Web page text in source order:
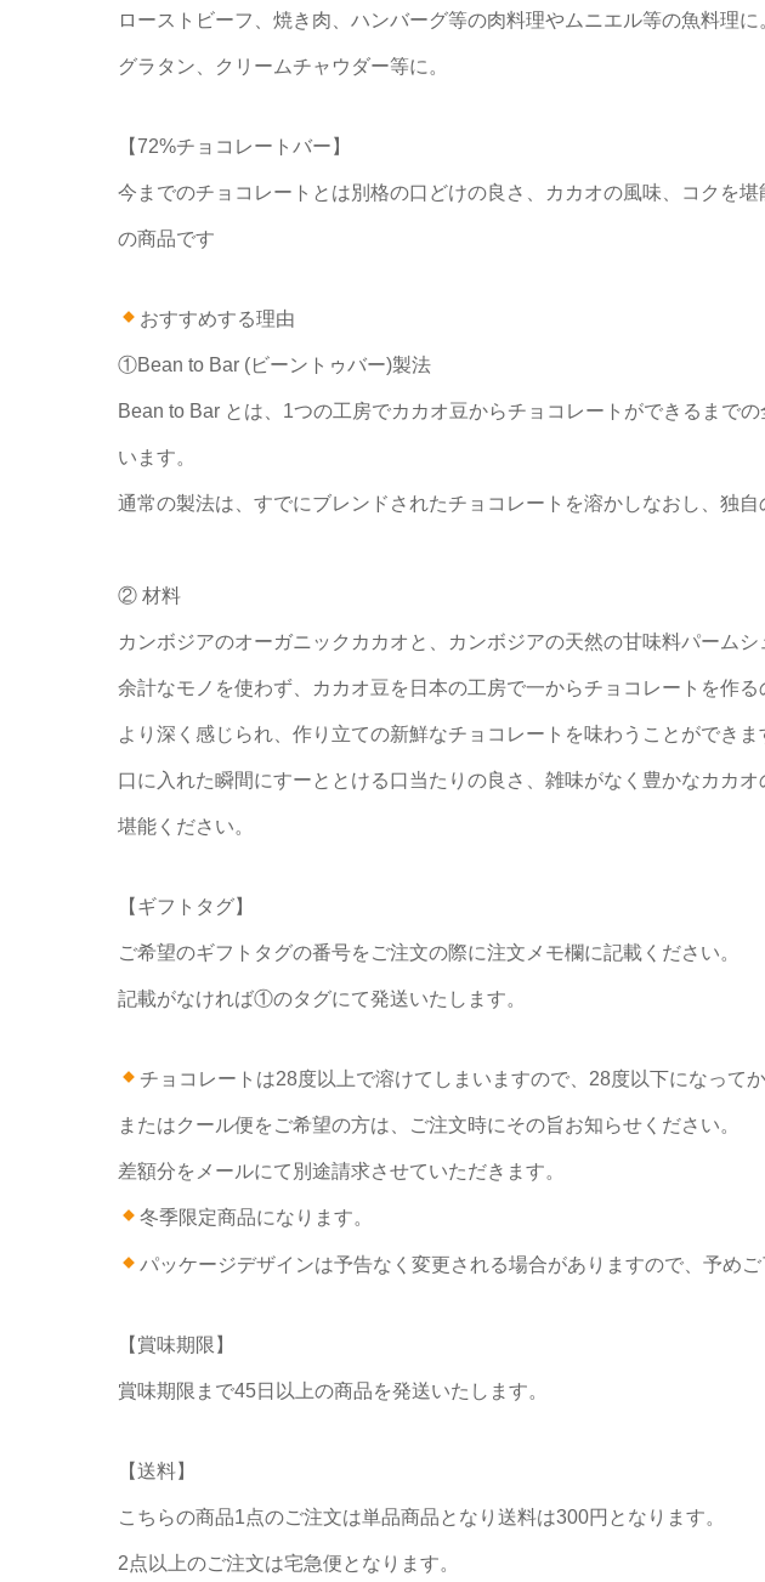
ローストビーフ、焼き肉、ハンバーグ等の肉料理やムニエル等の魚料理に
グラタン、クリームチャウダー等に。
【72%チョコレートバー】
今までのチョコレートとは別格の口どけの良さ、カカオの風味、コクを
の商品です
おすすめする理由
①Bean to Bar (ビーントゥバー)製法
Bean to Bar とは、1つの工房でカカオ豆からチョコレートができるまで
います。
通常の製法は、すでにブレンドされたチョコレートを溶かしなおし、独自
② 材料
カンボジアのオーガニックカカオと、カンボジアの天然の甘味料パームシ
余計なモノを使わず、カカオ豆を日本の工房で一からチョコレートを作
より深く感じられ、作り立ての新鮮なチョコレートを味わうことができま
口に入れた瞬間にすーととける口当たりの良さ、雑味がなく豊かなカカ
堪能ください。
【ギフトタグ】
ご希望のギフトタグの番号をご注文の際に注文メモ欄に記載ください。
記載がなければ①のタグにて発送いたします。
チョコレートは28度以上で溶けてしまいますので、28度以下になって
またはクール便をご希望の方は、ご注文時にその旨お知らせください。
差額分をメールにて別途請求させていただきます。
冬季限定商品になります。
パッケージデザインは予告なく変更される場合がありますので、予めご
【賞味期限】
賞味期限まで45日以上の商品を発送いたします。
【送料】
こちらの商品1点のご注文は単品商品となり送料は300円となります。
2点以上のご注文は宅急便となります。